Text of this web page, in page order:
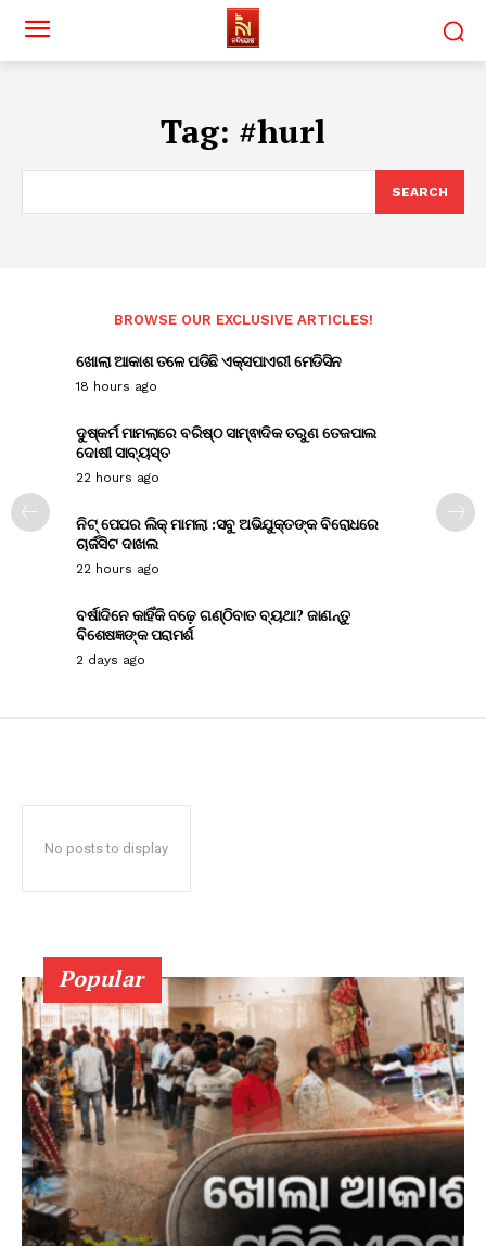
Tag: #hurl
SEARCH
BROWSE OUR EXCLUSIVE ARTICLES!
ଖୋଲା ଆକାଶ ତଳେ ପଡିଛି ଏକ୍ସପାଏରୀ ମେଡିସିନ
18 hours ago
ଦୁଷ୍କର୍ମ ମାମଲାରେ ବରିଷ୍ଠ ସାମ୍ଵାଦିକ ତରୁଣ ତେଜପାଲ
ଦୋଷୀ ସାବ୍ୟସ୍ତ
22 hours ago
ନିଟ୍ ପେପର ଲିକ୍ ମାମଲା :ସବୁ ଅଭିଯୁକ୍ତଙ୍କ ବିରୋଧରେ
ଚାର୍ଜସିଟ ଦାଖଲ
22 hours ago
ବର୍ଷାଦିନେ କାହିଁକି ବଢ଼େ ଗଣ୍ଠିବାତ ବ୍ୟଥା? ଜାଣନ୍ତୁ
ବିଶେଷଜ୍ଞଙ୍କ ପରାମର୍ଶ
2 days ago
No posts to display
Popular